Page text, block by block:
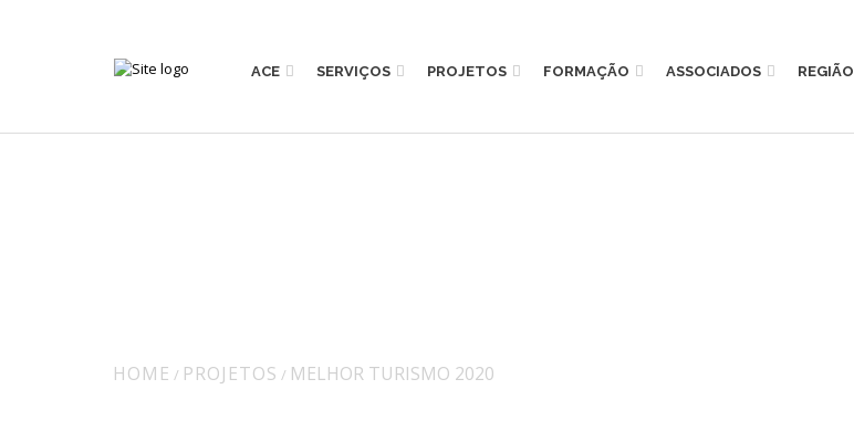
ACE SERVIÇOS PROJETOS FORMAÇÃO ASSOCIADOS REGIÃO
HOME / PROJETOS / MELHOR TURISMO 2020